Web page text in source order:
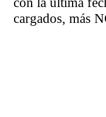
cargados, más